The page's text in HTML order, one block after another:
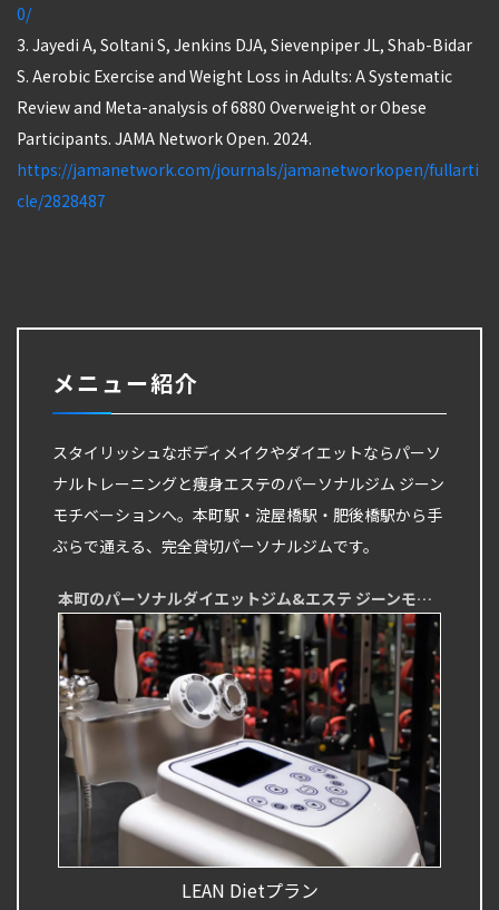
0/
3. Jayedi A, Soltani S, Jenkins DJA, Sievenpiper JL, Shab-Bidar
S. Aerobic Exercise and Weight Loss in Adults: A Systematic
Review and Meta-analysis of 6880 Overweight or Obese
Participants. JAMA Network Open. 2024.
https://jamanetwork.com/journals/jamanetworkopen/fullarti
cle/2828487
メニュー紹介
スタイリッシュなボディメイクやダイエットならパーソ
ナルトレーニングと痩身エステのパーソナルジム ジーン
モチベーションへ。本町駅・淀屋橋駅・肥後橋駅から手
ぶらで通える、完全貸切パーソナルジムです。
本町のパーソナルダイエットジム&エステ ジーンモチベーション
LEAN Dietプラン